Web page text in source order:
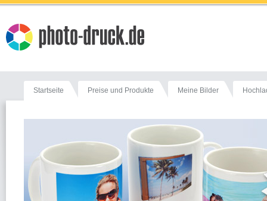
Startseite Preise und Produkte Meine Bilder